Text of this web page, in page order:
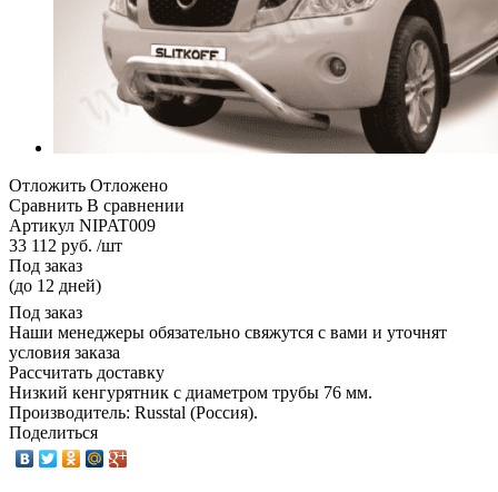
Отложить Отложено
Сравнить В сравнении
Артикул NIPAT009
33 112 руб. /шт
Под заказ
(до 12 дней)
Под заказ
Наши менеджеры обязательно свяжутся с вами и уточнят
условия заказа
Рассчитать доставку
Низкий кенгурятник с диаметром трубы 76 мм.
Производитель: Russtal (Россия).
Поделиться